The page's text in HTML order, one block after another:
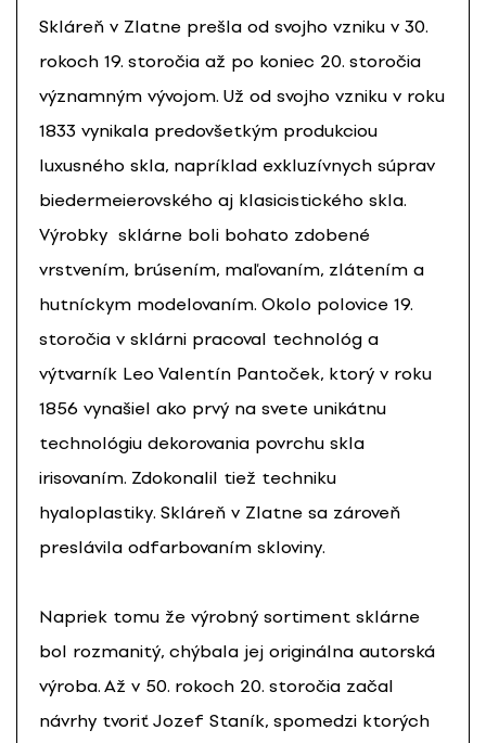
Skláreň v Zlatne prešla od svojho vzniku v 30.
rokoch 19. storočia až po koniec 20. storočia
významným vývojom. Už od svojho vzniku v roku
1833 vynikala predovšetkým produkciou
luxusného skla, napríklad exkluzívnych súprav
biedermeierovského aj klasicistického skla.
Výrobky sklárne boli bohato zdobené
vrstvením, brúsením, maľovaním, zlátením a
hutníckym modelovaním. Okolo polovice 19.
storočia v sklárni pracoval technológ a
výtvarník Leo Valentín Pantoček, ktorý v roku
1856 vynašiel ako prvý na svete unikátnu
technológiu dekorovania povrchu skla
irisovaním. Zdokonalil tiež techniku
hyaloplastiky. Skláreň v Zlatne sa zároveň
preslávila odfarbovaním skloviny.
Napriek tomu že výrobný sortiment sklárne
bol rozmanitý, chýbala jej originálna autorská
výroba. Až v 50. rokoch 20. storočia začal
návrhy tvoriť Jozef Staník, spomedzi ktorých